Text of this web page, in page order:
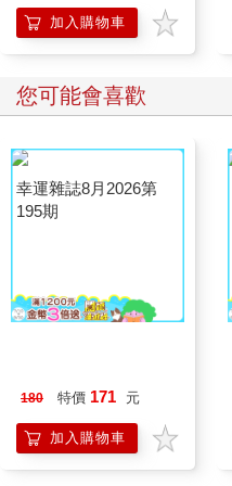
加入購物車
您可能會喜歡
幸運雜誌8月2026第
195期
180 特價 171 元
加入購物車